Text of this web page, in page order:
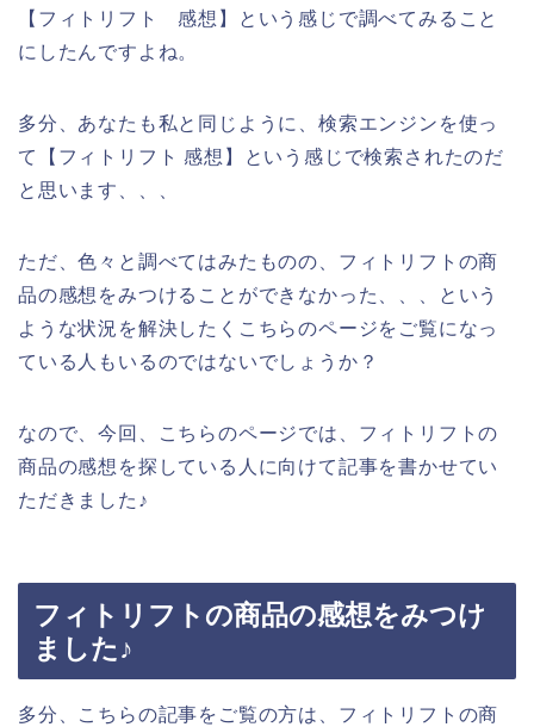
【フィトリフト 感想】という感じで調べてみること
にしたんですよね。
多分、あなたも私と同じように、検索エンジンを使っ
て【フィトリフト 感想】という感じで検索されたのだ
と思います、、、
ただ、色々と調べてはみたものの、フィトリフトの商
品の感想をみつけることができなかった、、、という
ような状況を解決したくこちらのページをご覧になっ
ている人もいるのではないでしょうか？
なので、今回、こちらのページでは、フィトリフトの
商品の感想を探している人に向けて記事を書かせてい
ただきました♪
フィトリフトの商品の感想をみつけ
ました♪
多分、こちらの記事をご覧の方は、フィトリフトの商